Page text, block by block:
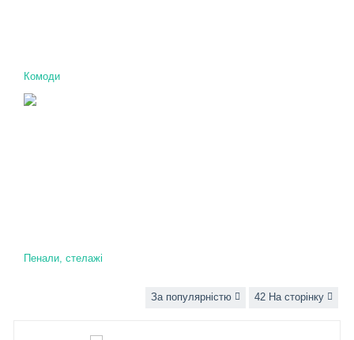
Комоди
Пенали, стелажі
За популярністю 42 На сторінку